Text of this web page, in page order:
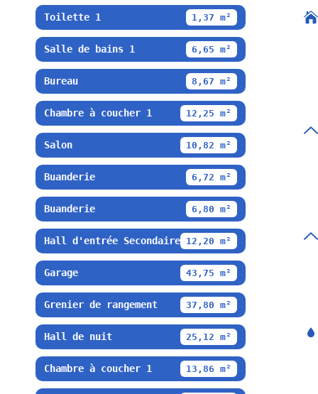
Toilette 1 1,37 m²
Salle de bains 1 6,65 m²
Bureau 8,67 m²
Chambre à coucher 1 12,25 m²
Salon 10,82 m²
Buanderie 6,72 m²
Buanderie 6,80 m²
Hall d'entrée Secondaire 12,20 m²
Garage 43,75 m²
Grenier de rangement 37,80 m²
Hall de nuit 25,12 m²
Chambre à coucher 1 13,86 m²